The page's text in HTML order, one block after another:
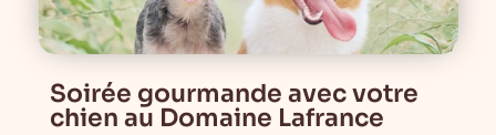
Soirée gourmande avec votre
chien au Domaine Lafrance